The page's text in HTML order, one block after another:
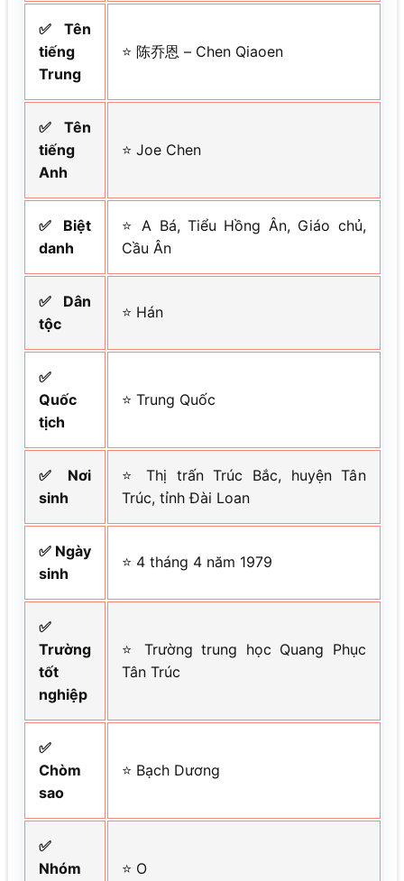
✅ Tên
tiếng
Trung
⭐ 陈乔恩 – Chen Qiaoen
✅ Tên
tiếng
Anh
⭐ Joe Chen
✅ Biệt
danh
⭐ A Bá, Tiểu Hồng Ân, Giáo chủ,
Cầu Ân
✅ Dân
tộc
⭐ Hán
✅
Quốc
tịch
⭐ Trung Quốc
✅ Nơi
sinh
⭐ Thị trấn Trúc Bắc, huyện Tân
Trúc, tỉnh Đài Loan
✅ Ngày
sinh
⭐ 4 tháng 4 năm 1979
✅
Trường
tốt
nghiệp
⭐ Trường trung học Quang Phục
Tân Trúc
✅
Chòm
sao
⭐ Bạch Dương
✅
Nhóm
⭐ O